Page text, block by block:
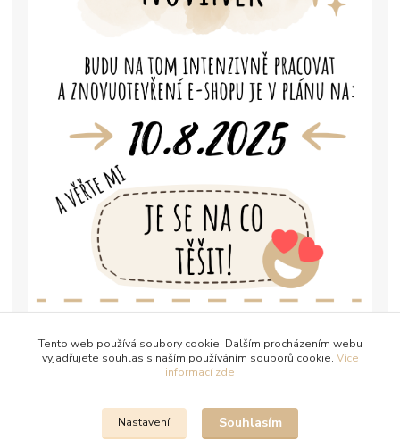
Tento web používá soubory cookie. Dalším procházením webu
vyjadřujete souhlas s naším používáním souborů cookie. Více
informací zde
Nastavení Souhlasím